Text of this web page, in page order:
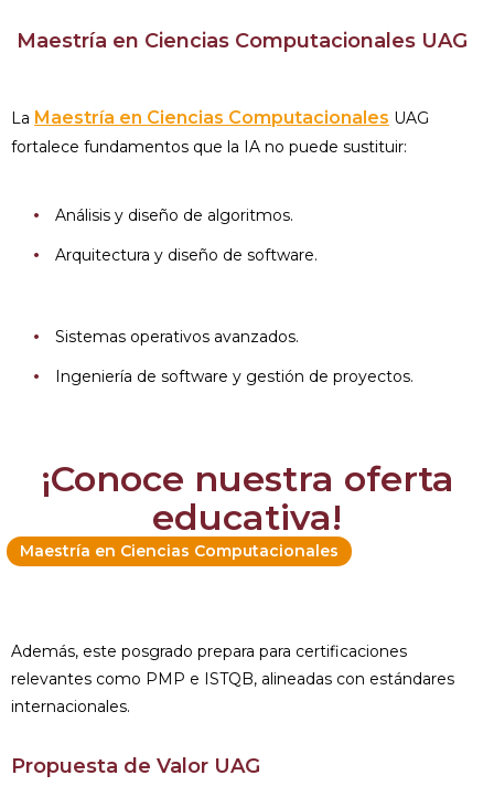
Maestría en Ciencias Computacionales UAG
La Maestría en Ciencias Computacionales UAG
fortalece fundamentos que la IA no puede sustituir:
Análisis y diseño de algoritmos.
Arquitectura y diseño de software.
Sistemas operativos avanzados.
Ingeniería de software y gestión de proyectos.
¡Conoce nuestra oferta
educativa!
Maestría en Ciencias Computacionales
Además, este posgrado prepara para certificaciones
relevantes como PMP e ISTQB, alineadas con estándares
internacionales.
Propuesta de Valor UAG